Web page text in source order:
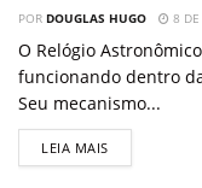
POR DOUGLAS HUGO 8
O Relógio
funcionando dentro
Seu mecanismo...
LEIA MAIS